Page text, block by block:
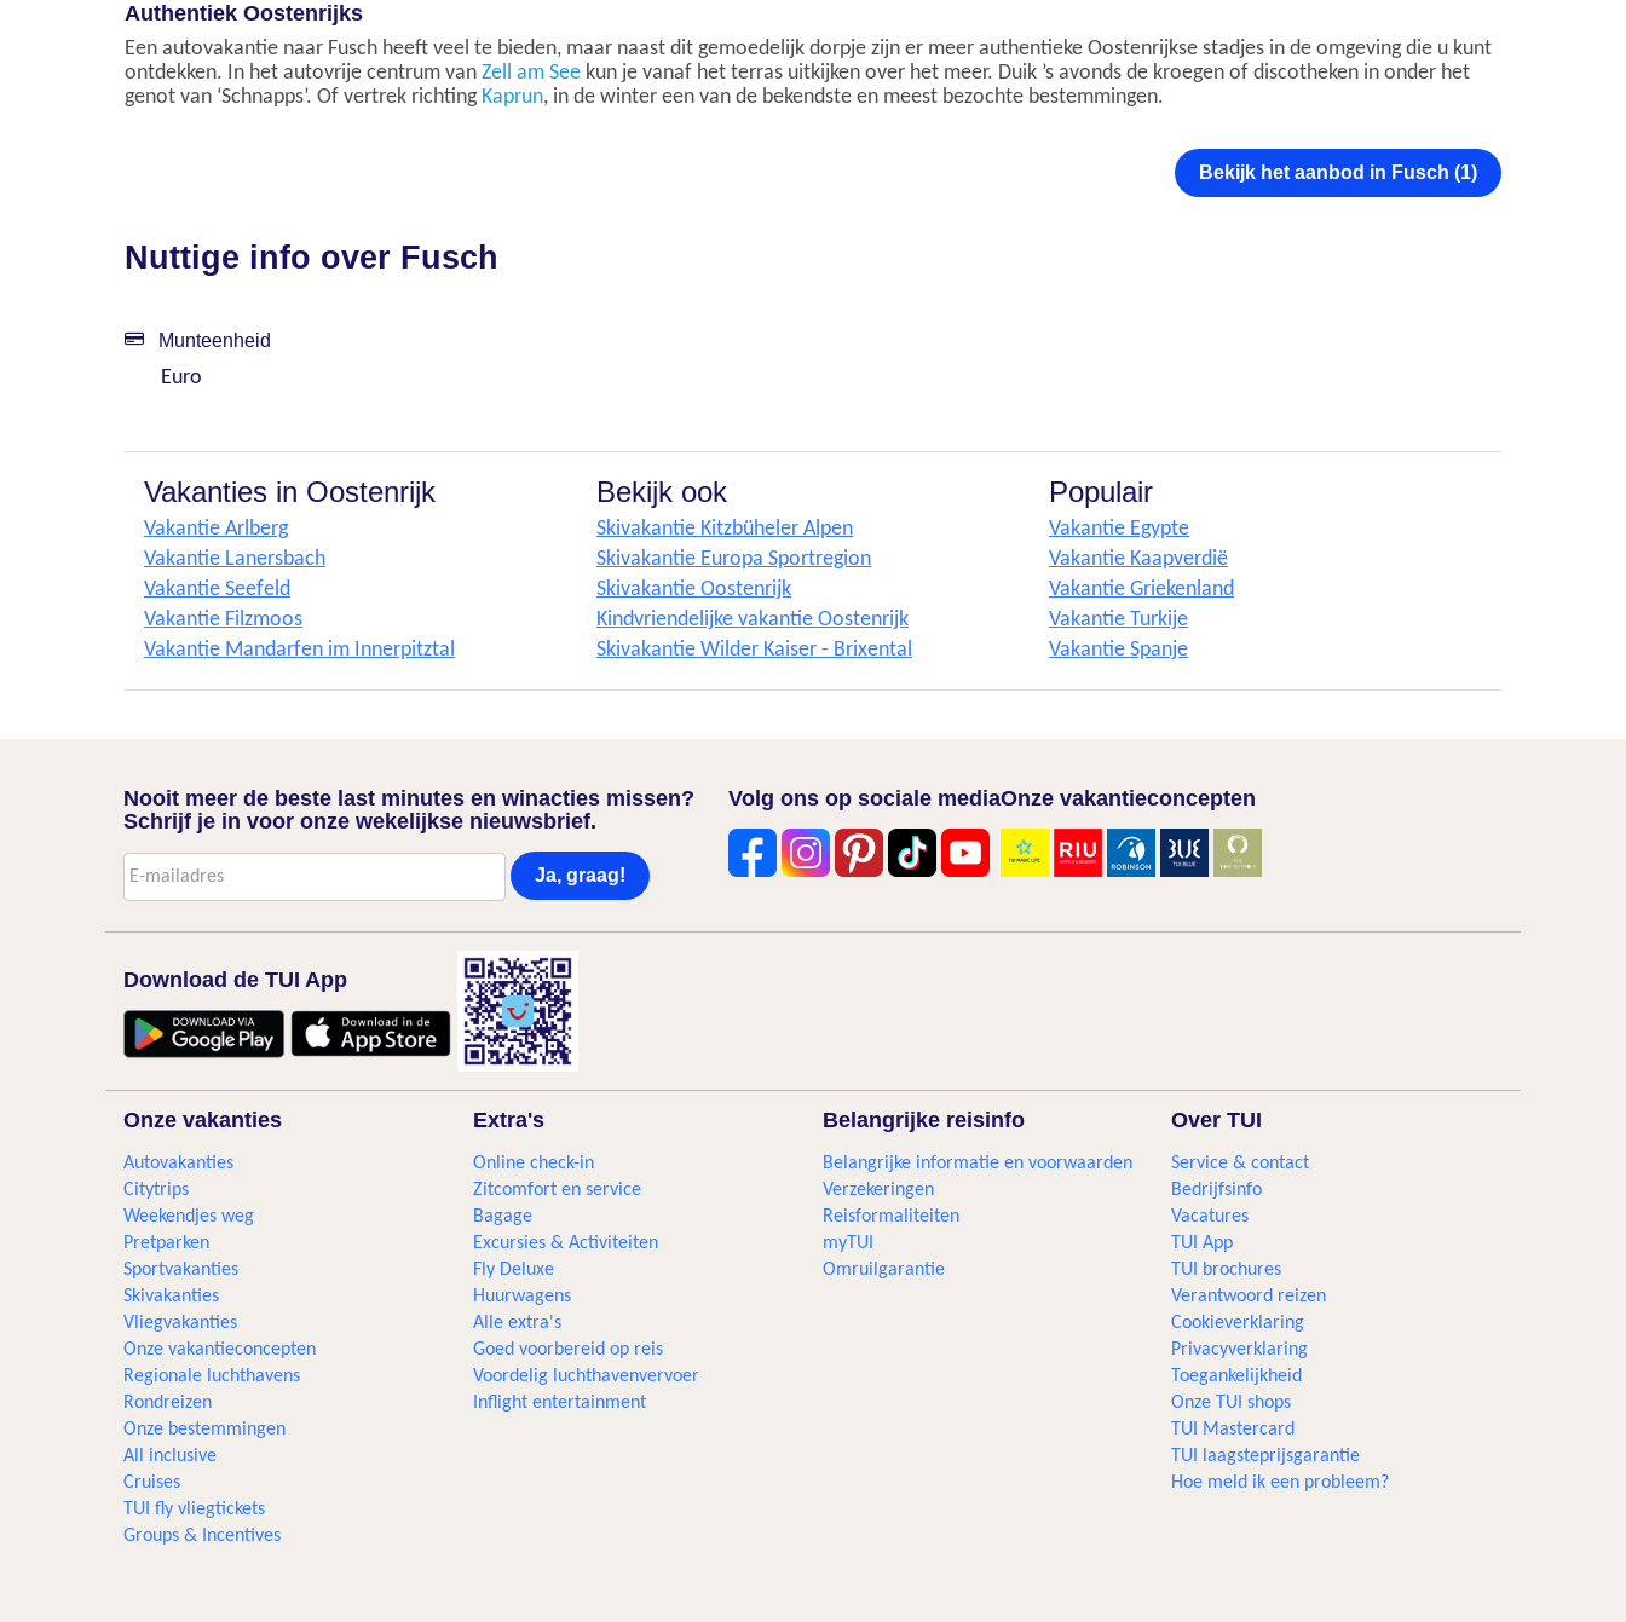
Authentiek Oostenrijks
Een autovakantie naar Fusch heeft veel te bieden, maar naast dit gemoedelijk dorpje zijn er meer authentieke Oostenrijkse stadjes in de omgeving die u kunt
ontdekken. In het autovrije centrum van Zell am See kun je vanaf het terras uitkijken over het meer. Duik ’s avonds de kroegen of discotheken in onder het
genot van ‘Schnapps’. Of vertrek richting Kaprun, in de winter een van de bekendste en meest bezochte bestemmingen.
Bekijk het aanbod in Fusch (1)
Nuttige info over Fusch
Munteenheid
Euro
Vakanties in Oostenrijk
Vakantie Arlberg
Vakantie Lanersbach
Vakantie Seefeld
Vakantie Filzmoos
Vakantie Mandarfen im Innerpitztal
Bekijk ook
Skivakantie Kitzbüheler Alpen
Skivakantie Europa Sportregion
Skivakantie Oostenrijk
Kindvriendelijke vakantie Oostenrijk
Skivakantie Wilder Kaiser - Brixental
Populair
Vakantie Egypte
Vakantie Kaapverdië
Vakantie Griekenland
Vakantie Turkije
Vakantie Spanje
Nooit meer de beste last minutes en winacties missen?
Schrijf je in voor onze wekelijkse nieuwsbrief.
Ja, graag!
Volg ons op sociale mediaOnze vakantieconcepten
Download de TUI App
Onze vakanties
Autovakanties
Citytrips
Weekendjes weg
Pretparken
Sportvakanties
Skivakanties
Vliegvakanties
Onze vakantieconcepten
Regionale luchthavens
Rondreizen
Onze bestemmingen
All inclusive
Cruises
TUI fly vliegtickets
Groups & Incentives
Extra's
Online check-in
Zitcomfort en service
Bagage
Excursies & Activiteiten
Fly Deluxe
Huurwagens
Alle extra's
Goed voorbereid op reis
Voordelig luchthavenvervoer
Inflight entertainment
Belangrijke reisinfo
Belangrijke informatie en voorwaarden
Verzekeringen
Reisformaliteiten
myTUI
Omruilgarantie
Over TUI
Service & contact
Bedrijfsinfo
Vacatures
TUI App
TUI brochures
Verantwoord reizen
Cookieverklaring
Privacyverklaring
Toegankelijkheid
Onze TUI shops
TUI Mastercard
TUI laagsteprijsgarantie
Hoe meld ik een probleem?